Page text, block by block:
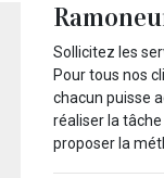
Sollicitez les
Pour tous nos
chacun puisse
réaliser la
proposer la